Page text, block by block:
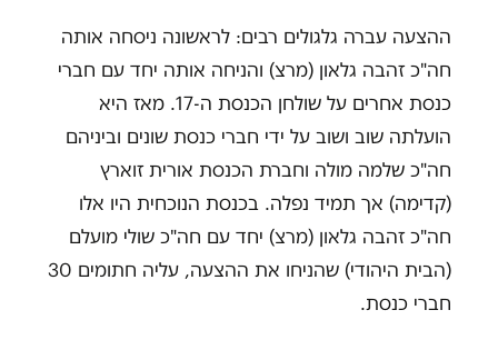
ההצעה עברה גלגולים רבים: לראשונה ניסחה אותה
חה"כ זהבה גלאון (מרצ) והניחה אותה יחד עם חברי
כנסת אחרים על שולחן הכנסת ה-17. מאז היא
הועלתה שוב ושוב על ידי חברי כנסת שונים וביניהם
חה"כ שלמה מולה וחברת הכנסת אורית זוארץ
(קדימה) אך תמיד נפלה. בכנסת הנוכחית היו אלו
חה"כ זהבה גלאון (מרצ) יחד עם חה"כ שולי מועלם
(הבית היהודי) שהניחו את ההצעה, עליה חתומים 30
חברי כנסת.